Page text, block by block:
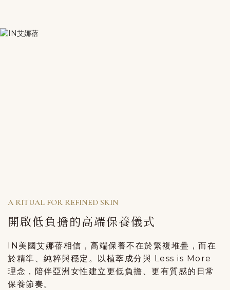
A RITUAL FOR REFINED SKIN
開啟低負擔的高端保養儀式
IN美國艾娜蓓相信，高端保養不在於繁複堆疊，而在
於精準、純粹與穩定。以植萃成分與 Less is More
理念，陪伴亞洲女性建立更低負擔、更有質感的日常
保養節奏。